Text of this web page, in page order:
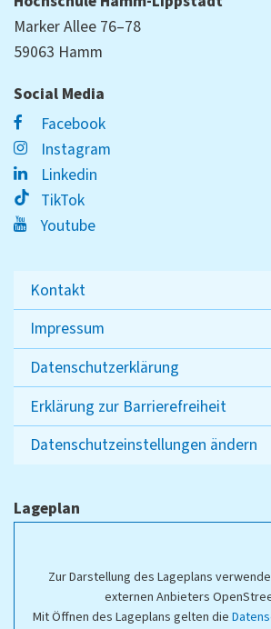
Marker Allee 76–78
59063 Hamm
Social Media
Facebook
Instagram
Linkedin
TikTok
Youtube
Kontakt
Impressum
Datenschutzerklärung
Erklärung zur Barrierefreiheit
Datenschutzeinstellungen ändern
Lageplan
Zur Darstellung des Lageplans
externen Anbieters
Mit Öffnen des Lageplans gelten die